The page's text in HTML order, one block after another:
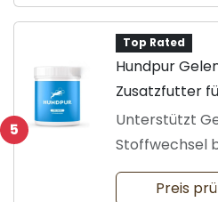
5
Top Rated
Hundpur
Zusatzfutter
Unterstützt
Stoffwechsel
Osteoarthritis
Preis